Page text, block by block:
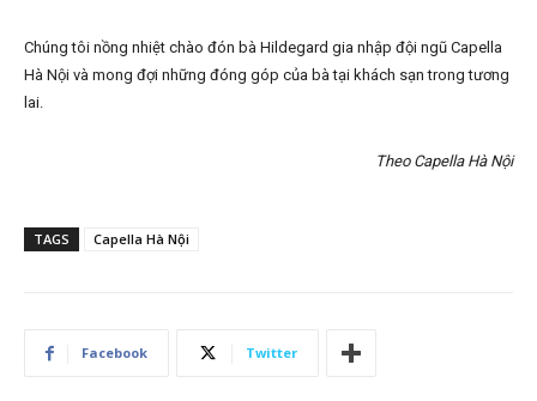
Chúng tôi nồng nhiệt chào đón bà Hildegard gia nhập đội ngũ Capella
Hà Nội và mong đợi những đóng góp của bà tại khách sạn trong tương
lai.
Theo Capella Hà Nội
TAGS Capella Hà Nội
Facebook Twitter